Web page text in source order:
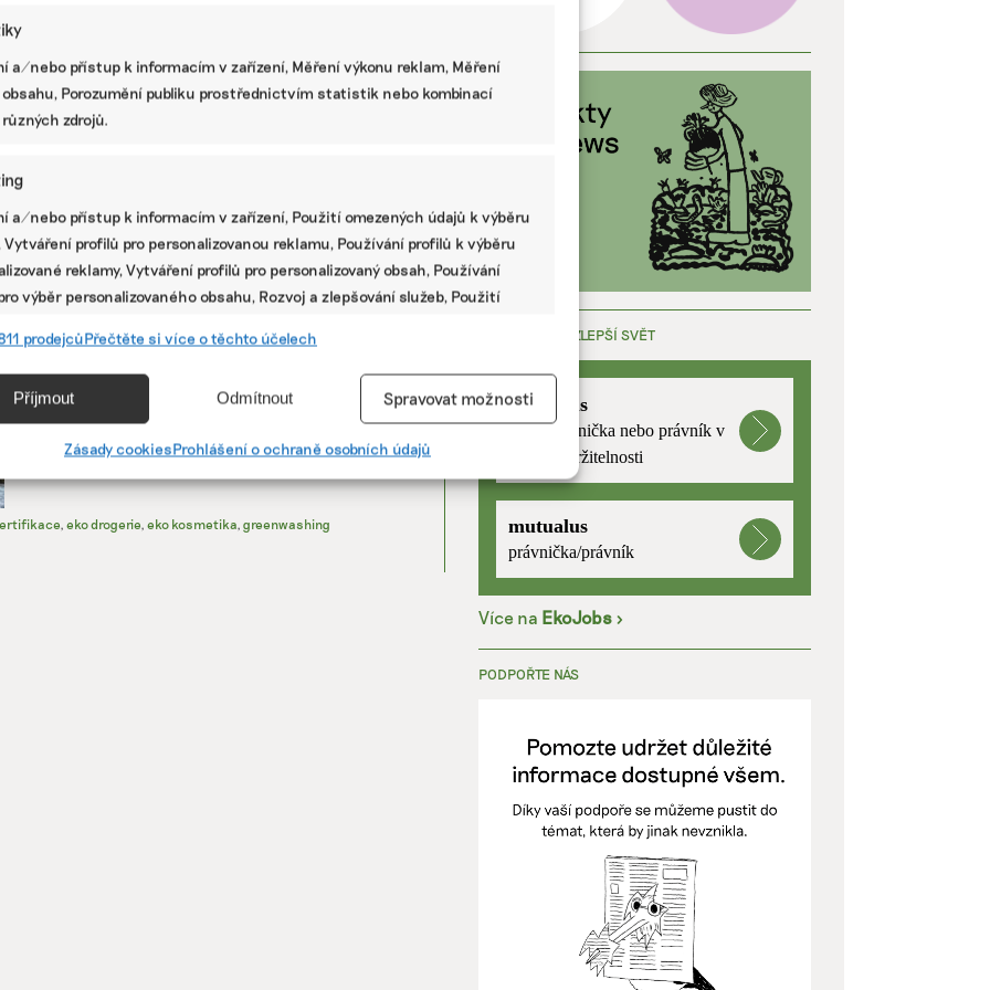
a/nebo přístup k informacím v zařízení, Měření výkonu reklam, Měření
obsahu, Porozumění publiku prostřednictvím statistik nebo kombinací
zdrojů.
a/nebo přístup k informacím v zařízení, Použití omezených údajů k výběru
Vytváření profilů pro personalizovanou reklamu, Používání profilů k výběru
reklamy, Vytváření profilů pro personalizovaný obsah, Používání
výběr personalizovaného obsahu, Rozvoj a zlepšování služeb, Použití
a kombinování údajů z jiných zdrojů údajů, Propojení různých
Identifikace zařízení na základě automaticky přenášených
přesných údajů o zeměpisné poloze, Identifikace zařízení na základě
Vždy aktivní
prodejcůPřečtěte si více o těchto účelech
Příjmout Odmítnout Spravovat možnosti
Zásady cookiesProhlášení o ochraně osobních údajů
říkají autorky nové značky Poetiko
Nová česká kosmetická značka Poetiko sází na
udržitelnost a přírodní suroviny. Ty si pečlivě
bio suroviny , certifikace ,
přírodních produktů. Ne všechny jsou
ale kvalitní
V českých obchodech i e-shopech přibývá výrobků,
které nesou označení přírodní, zelený, bez chemie
anebo loga nejrůznějších certifikaci. Které jsou ale
ty ověřené a jak se v nich vyznat a ...
eko drogerie eko kosmetika greenwashing
PRÁCE, KTERÁ ZLEPŠÍ SVĚT
mutualus
Stáž: právnička nebo právník v
oblasti udržitelnosti
mutualus
právnička/právník
Více na EkoJobs >
PODPOŘTE NÁS